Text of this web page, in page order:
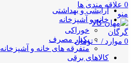
0 علاقه مندی ها
منو
0 موارد / ۰ تومان
آرایشی و بهداشتی
خانه و آشپزخانه
خوراکی
یکبار مصرف
متفرقه های خانه و آشپزخانه
کالاهای برقی